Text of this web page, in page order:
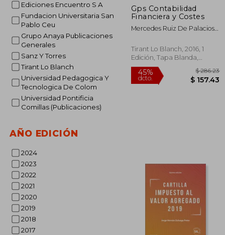
Ediciones Encuentro S A
Fundacion Universitaria San
Pablo Ceu
Grupo Anaya Publicaciones
Generales
Sanz Y Torres
Tirant Lo Blanch
Universidad Pedagogica Y
Tecnologica De Colom
Universidad Pontificia
Comillas (Publicaciones)
AÑO EDICIÓN
2024
2023
2022
2021
2020
2019
2018
2017
Gps Contabilidad
Financiera y Costes
Mercedes Ruiz De Palacios
Tirant Lo Blanch, 2016, 1
Edición, Tapa Blanda,
Nuevo
45%